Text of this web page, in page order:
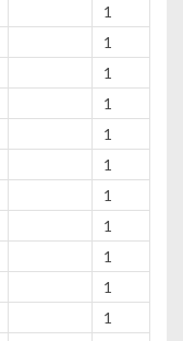
1
1
1
1
1
1
1
1
1
1
1